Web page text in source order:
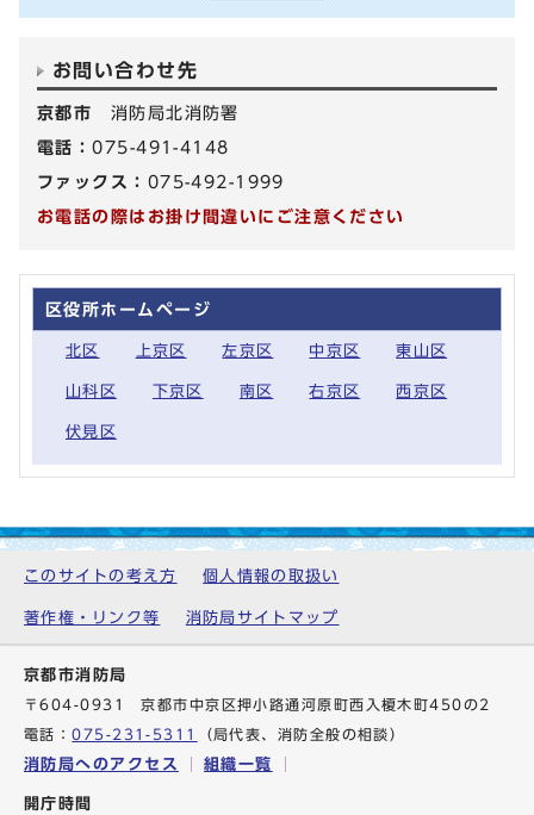
お問い合わせ先
京都市 消防局北消防署
電話：075-491-4148
ファックス： 075-492-1999
お電話の際はお掛け間違いにご注意ください
区役所ホームページ
北区 上京区 左京区 中京区 東山区
山科区 下京区 南区 右京区 西京区
伏見区
このサイトの考え方 個人情報の取扱い
著作権・リンク等 消防局サイトマップ
京都市消防局
〒604-0931 京都市中京区押小路通河原町西入榎木町450の2
電話：075-231-5311 （局代表、消防全般の相談）
消防局へのアクセス 組織一覧
開庁時間